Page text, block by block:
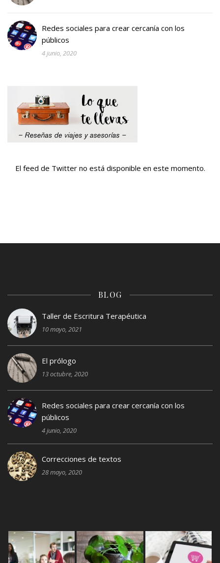
Redes sociales para crear cercanía con los
públicos
4 junio, 2020
El feed de Twitter no está disponible en este momento.
BLOG
Taller de Escritura Terapéutica
10 mayo, 2021
El prólogo
13 octubre, 2020
Redes sociales para crear cercanía con los
públicos
4 junio, 2020
Correcciones de textos
28 mayo, 2020